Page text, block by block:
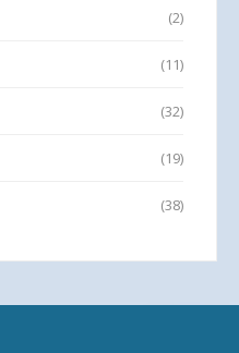
(2)
(11)
(32)
(19)
(38)